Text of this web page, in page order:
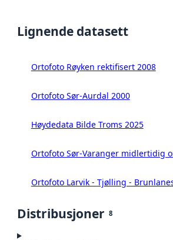
Lignende datasett
Ortofoto Røyken rektifisert 2008
Ortofoto Sør-Aurdal 2000
Høydedata Bilde Troms 2025
Ortofoto Sør-Varanger midlertidig
Ortofoto Larvik - Tjølling -
Distribusjoner 8